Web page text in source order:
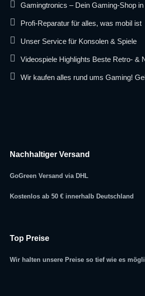
Gamingtronics – Dein Gaming-Shop
Profi-Reparatur für alles, was mobil ist
Unser Service für Konsolen & Spiele
Videospiele Highlights Beste Retro- &
Wir kaufen alles rund ums Gaming!
Nachhaltiger Versand
GoGreen Versand via DHL
Kostenlos ab 50 € innerhalb Deutschland
Top Preise
Wir halten unsere Preise so tief wie es